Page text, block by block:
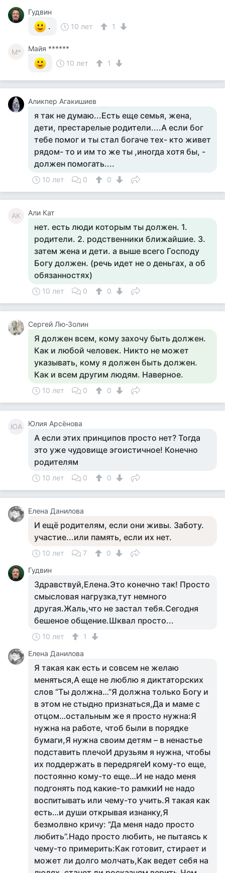
Гудвин
. 10 лет 1
М*
Майя ******
10 лет
1
Аликпер Агакишиев
я так не думаю...Есть еще семья, жена,
дети, престарелые родители....А если бог
тебе помог и ты стал богаче тех- кто живет
рядом- то и им то же ты ,иногда хотя бы, -
должен помогать....
10 лет 0 0
АК Али Кат
нет. есть люди которым ты должен. 1.
родители. 2. родственники ближайшие. 3.
затем жена и дети. а выше всего Господу
Богу должен. (речь идет не о деньгах, а об
обязанностях)
10 лет 0 0
Сергей Лю-Золин
Я должен всем, кому захочу быть должен.
Как и любой человек. Никто не может
указывать, кому я должен быть должен.
Как и всем другим людям. Наверное.
10 лет 0 0
ЮА Юлия Арсёнова
А если этих принципов просто нет? Тогда
это уже чудовище эгоистичное! Конечно
родителям
10 лет 0 0
Елена Данилова
И ещё родителям, если они живы. Заботу.
участие...или память, если их нет.
10 лет 7
0
Гудвин
Здравствуй,Елена.Это конечно так! Просто
смысловая нагрузка,тут немного
другая.Жаль,что не застал тебя.Сегодня
бешеное общение.Шквал просто...
10 лет
1
Елена Данилова
Я такая как есть и совсем не желаю
меняться,А еще не люблю я диктаторских
слов “Ты должна…”Я должна только Богу и
в этом не стыдно признаться,Да и маме с
отцом…остальным же я просто нужна:Я
нужна на работе, чтоб были в порядке
бумаги,Я нужна своим детям – в ненастье
подставить плечоИ друзьям я нужна, чтобы
их поддержать в передрягеИ кому-то еще,
постоянно кому-то еще…И не надо меня
подгонять под какие-то рамкиИ не надо
воспитывать или чему-то учить.Я такая как
есть…и души открывая изнанку,Я
безмолвно кричу: “Да меня надо просто
любить”.Надо просто любить, не пытаясь к
чему-то примерить:Как готовит, стирает и
может ли долго молчать,Как ведет себя на